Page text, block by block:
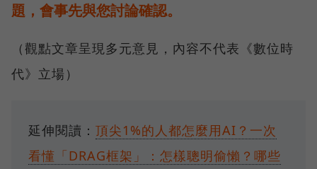
題，會事先與您討論確認。
（觀點文章呈現多元意見，內容不代表《數位時
代》立場）
延伸閱讀： 頂尖1%的人都怎麼用AI？一次
看懂「DRAG框架」：怎樣聰明偷懶？哪些